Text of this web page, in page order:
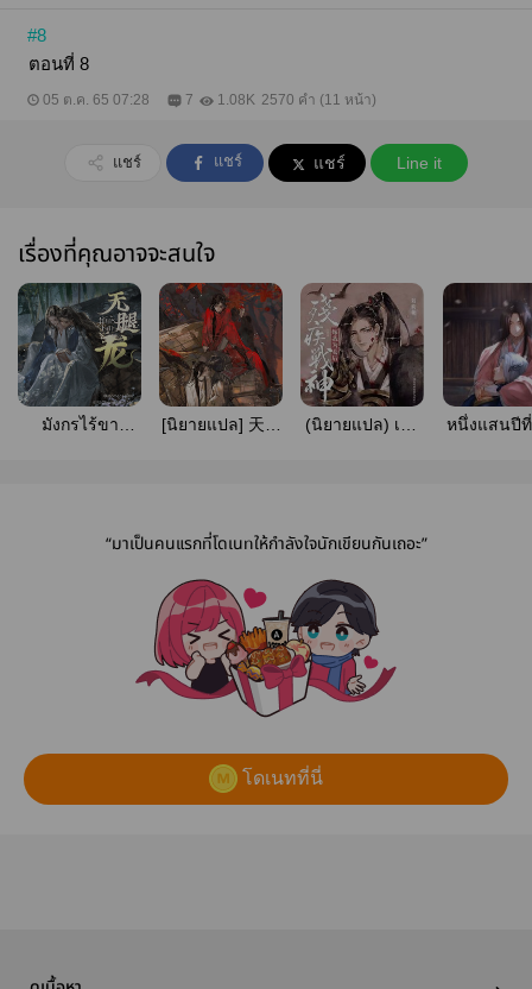
#8
ตอนที่ 8
05 ต.ค. 65 07:28 7 1.08K 2570 คำ (11 หน้า)
แชร์ แชร์ แชร์ Line it
เรื่องที่คุณอาจจะสนใจ
มังกรไร้ขา
[นิยายแปล] 天官
(นิยายแปล) เมื่อ
หนึ่งแสนปี
“มาเป็นคนแรกที่โดเนทให้กำลังใจนักเขียนกันเถอะ”
โดเนทที่นี่